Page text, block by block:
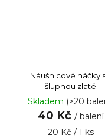
Náušnicové háčky
šlupnou zlaté
Skladem (>20
40 Kč / balení
20 Kč / 1 ks